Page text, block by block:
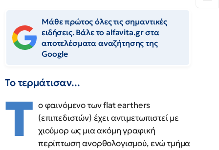
Μάθε πρώτος όλες τις σημαντικές
ειδήσεις. Βάλε το alfavita.gr στα
αποτελέσματα αναζήτησης της
Google
Το τερμάτισαν...
Τ ο φαινόμενο των flat earthers
(επιπεδιστών) έχει αντιμετωπιστεί με
χιούμορ ως μια ακόμη γραφική
περίπτωση ανορθολογισμού, ενώ τμήμα